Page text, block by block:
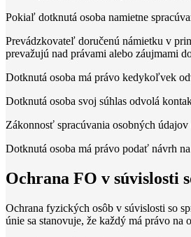
Pokiaľ dotknutá osoba namietne
Prevádzkovateľ doručenú námietku v
prevažujú nad právami alebo záujmami
Dotknutá osoba má právo kedykoľvek
Dotknutá osoba svoj súhlas odvolá
Zákonnosť spracúvania osobných
Dotknutá osoba má právo podať návrh
Ochrana FO v súvislosti
Ochrana fyzických osôb v súvislosti so
únie sa stanovuje, že každý má právo na